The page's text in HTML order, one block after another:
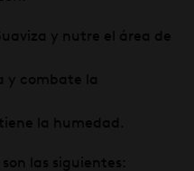
y nutre el área de
y combate la
la humedad.
las siguientes: